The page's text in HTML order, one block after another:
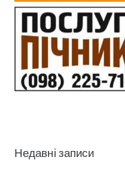
Недавні записи